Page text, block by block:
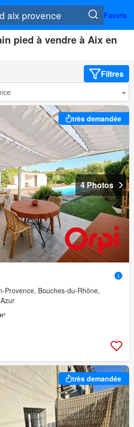
Favoris
pied à vendre à Aix en
Filtres
très demandée
4 Photos
Provence, Bouches-du-Rhône,
très demandée